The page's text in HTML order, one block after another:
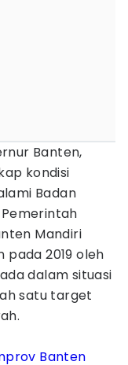
Banten,
kondisi
Badan
Mandiri
pada 2019 oleh
dalam situasi
satu target
Banten